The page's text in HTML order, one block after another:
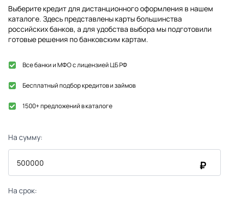
Выберите кредит для дистанционного оформления в нашем
каталоге. Здесь представлены карты большинства
российских банков, а для удобства выбора мы подготовили
готовые решения по банковским картам.
Все банки и МФО с лицензией ЦБ РФ
Бесплатный подбор кредитов и займов
1500+ предложений в каталоге
На сумму:
₽
На срок: